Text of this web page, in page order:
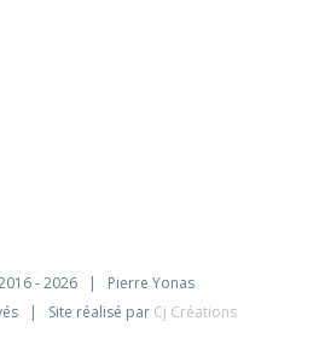
-2026 | Pierre Yonas
| Site réalisé par Cj Créations